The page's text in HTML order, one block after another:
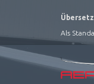
springen
Als